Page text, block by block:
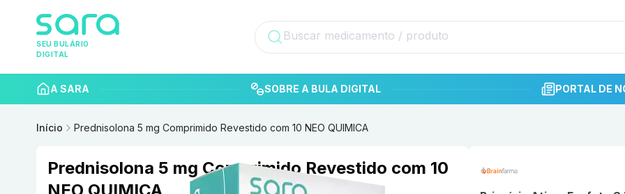
SEU BULÁRIO
DIGITAL
A SARA SOBRE A BULA DIGITAL PORTAL DE
Início Prednisolona 5 mg Comprimido Revestido com 10 NEO QUIMICA
Prednisolona 5 mg Comprimido Revestido com 10